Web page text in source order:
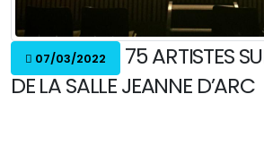
07/03/2022
75 ARTISTES
DE LA SALLE JEANNE D’ARC